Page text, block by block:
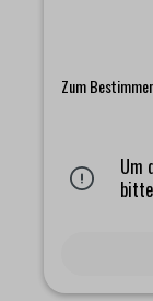
Zum
Um
bitte